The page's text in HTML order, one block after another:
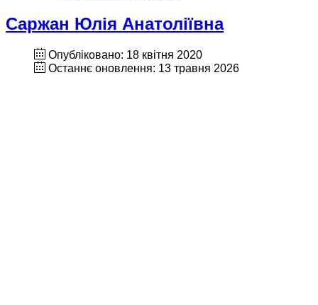
Саржан Юлія Анатоліївна
Опубліковано: 18 квітня 2020
Останнє оновлення: 13 травня 2026